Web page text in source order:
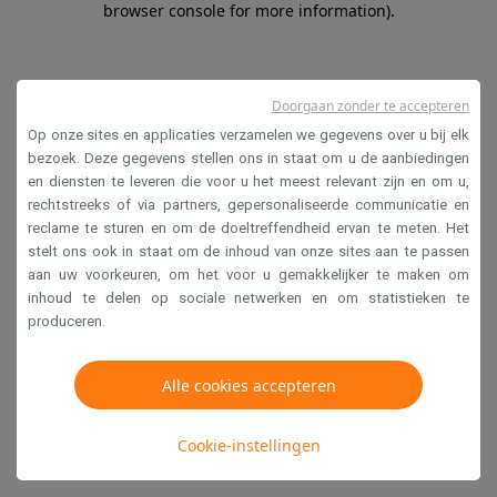
browser console for more information).
Op onze sites en applicaties verzamelen we gegevens over u bij elk
bezoek. Deze gegevens stellen ons in staat om u de aanbiedingen
en diensten te leveren die voor u het meest relevant zijn en om u,
rechtstreeks of via partners, gepersonaliseerde communicatie en
reclame te sturen en om de doeltreffendheid ervan te meten. Het
stelt ons ook in staat om de inhoud van onze sites aan te passen
aan uw voorkeuren, om het voor u gemakkelijker te maken om
inhoud te delen op sociale netwerken en om statistieken te
produceren.
Alle cookies accepteren
Cookie-instellingen
Doorgaan zonder te accepteren